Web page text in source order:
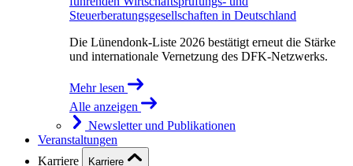
Steuerberatungsgesellschaften in Deutschland
Die Lünendonk-Liste 2026 bestätigt erneut die Stärke
und internationale Vernetzung des DFK-Netzwerks.
Mehr lesen
Alle anzeigen
Newsletter und Publikationen
Veranstaltungen
Karriere
Karriere